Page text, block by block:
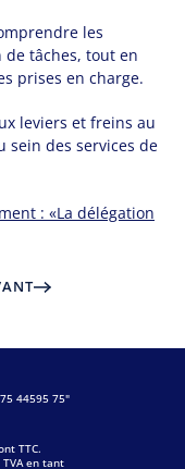
les
tâches, tout en
prises en charge.
leviers et freins au
sein des services de
: «La délégation
44595 75"
TTC.
TVA en tant